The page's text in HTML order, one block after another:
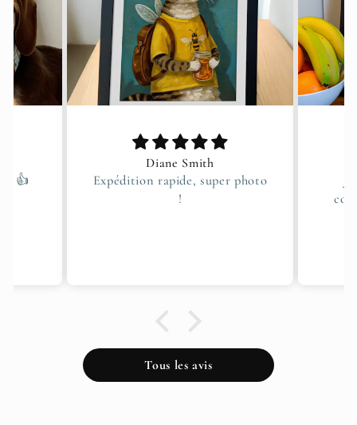
SarahP12
J'adore ! Il lui ressemble
comme deux gouttes d'eau !
Tous les avis